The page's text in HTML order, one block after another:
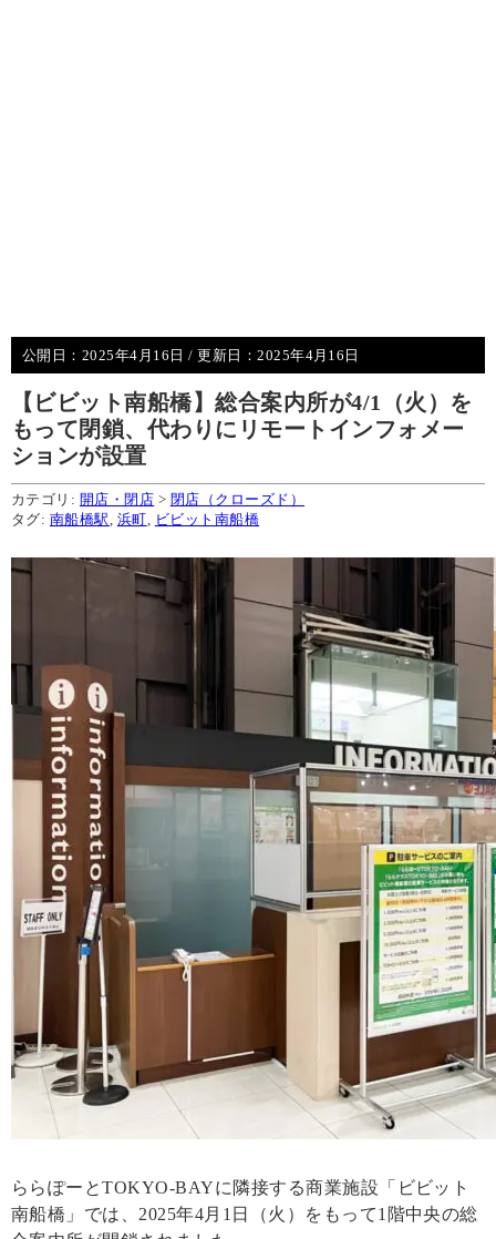
公開日： 2025年4月16日 / 更新日：2025年4月16日
【ビビット南船橋】総合案内所が4/1（火）を
もって閉鎖、代わりにリモートインフォメー
ションが設置
カテゴリ: 開店・閉店 > 閉店（クローズド）
タグ: 南船橋駅 浜町 ビビット南船橋
ららぽーとTOKYO-BAYに隣接する商業施設「ビビット
南船橋」では、2025年4月1日（火）をもって1階中央の総